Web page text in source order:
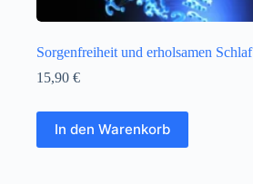
Sorgenfreiheit und erholsamen Schlaf
15,90 €
In den Warenkorb